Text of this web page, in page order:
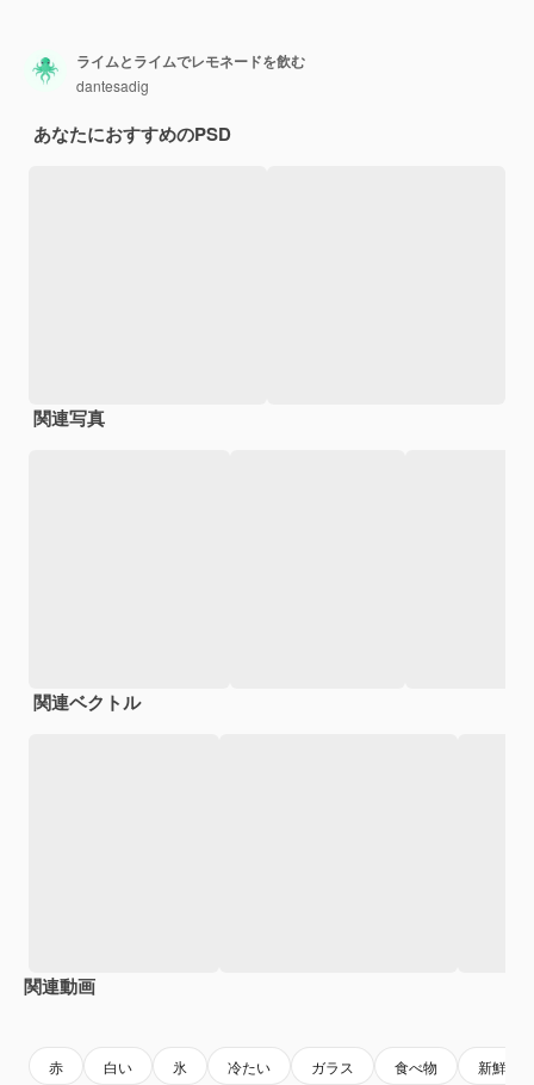
ライムとライムでレモネードを飲む
dantesadig
あなたにおすすめのPSD
関連写真
関連ベクトル
関連動画
赤 白い 氷 冷たい ガラス 食べ物 新鮮な